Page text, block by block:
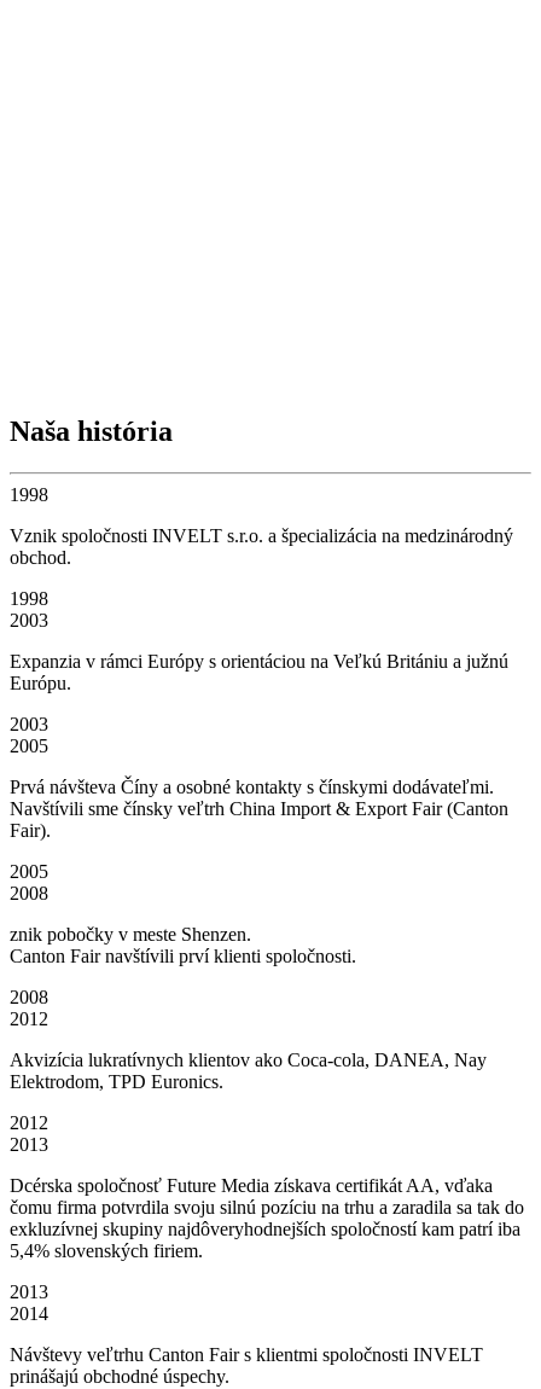
Naša história
1998
Vznik spoločnosti INVELT s.r.o. a špecializácia na medzinárodný
obchod.
1998
2003
Expanzia v rámci Európy s orientáciou na Veľkú Britániu a južnú
Európu.
2003
2005
Prvá návšteva Číny a osobné kontakty s čínskymi dodávateľmi.
Navštívili sme čínsky veľtrh China Import & Export Fair (Canton
Fair).
2005
2008
znik pobočky v meste Shenzen.
Canton Fair navštívili prví klienti spoločnosti.
2008
2012
Akvizícia lukratívnych klientov ako Coca-cola, DANEA, Nay
Elektrodom, TPD Euronics.
2012
2013
Dcérska spoločnosť Future Media získava certifikát AA, vďaka
čomu firma potvrdila svoju silnú pozíciu na trhu a zaradila sa tak do
exkluzívnej skupiny najdôveryhodnejších spoločností kam patrí iba
5,4% slovenských firiem.
2013
2014
Návštevy veľtrhu Canton Fair s klientmi spoločnosti INVELT
prinášajú obchodné úspechy.